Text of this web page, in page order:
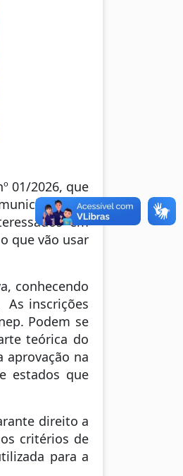
01/2026, que
e as
em
que vão usar
conhecendo
As inscrições
Podem se
teórica do
aprovação na
estados que
direito a
critérios de
para a